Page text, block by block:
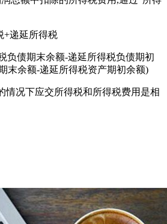
+递延所得税
负债期末余额-递延所得税负债期初
末余额-递延所得税资产期初余额)
情况下应交所得税和所得税费用是相